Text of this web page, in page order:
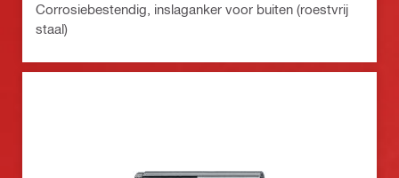
Corrosiebestendig, inslaganker voor buiten (roestvrij
staal)